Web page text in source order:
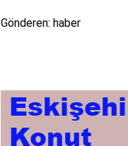
Gönderen: haber